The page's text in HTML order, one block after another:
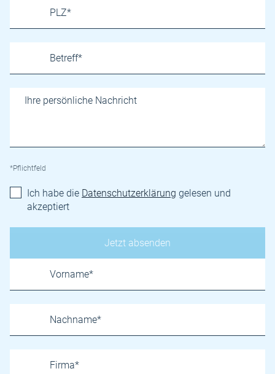
*Pflichtfeld
Ich habe die Datenschutzerklärung gelesen und
akzeptiert